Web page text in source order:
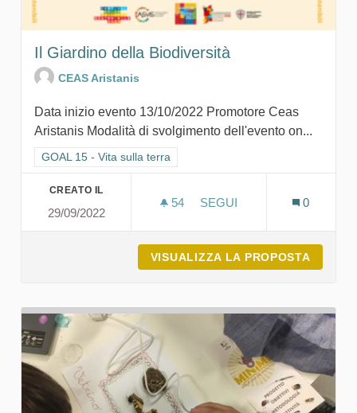
Il Giardino della Biodiversità
CEAS Aristanis
Data inizio evento 13/10/2022 Promotore Ceas
Aristanis Modalità di svolgimento dell'evento on...
Filtra i risultati per categoria: GOAL 15 - Vita sulla terra
GOAL 15 - Vita sulla terra
CREATO IL
29/09/2022
54 54 SOSTENITORI
SEGUI
0
VISUALIZZA LA PROPOSTA